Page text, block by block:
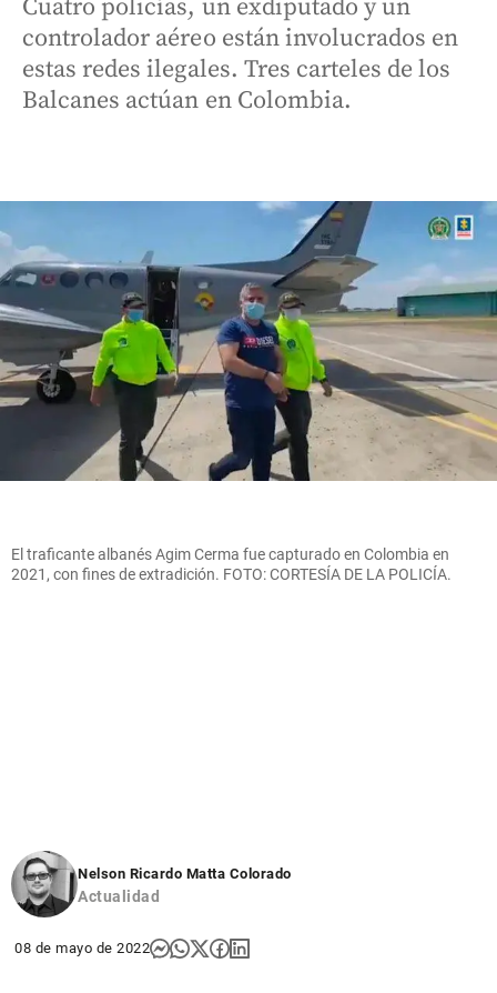
Cuatro policías, un exdiputado y un
controlador aéreo están involucrados en
estas redes ilegales. Tres carteles de los
Balcanes actúan en Colombia.
El traficante albanés Agim Cerma fue capturado en Colombia en
2021, con fines de extradición. FOTO: CORTESÍA DE LA POLICÍA.
Nelson Ricardo Matta Colorado
Actualidad
08 de mayo de 2022